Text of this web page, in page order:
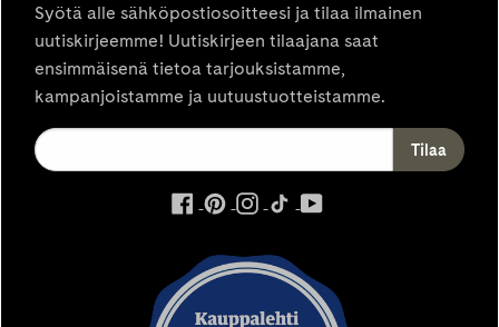
Syötä alle sähköpostiosoitteesi ja tilaa ilmainen
uutiskirjeemme! Uutiskirjeen tilaajana saat
ensimmäisenä tietoa tarjouksistamme,
kampanjoistamme ja uutuustuotteistamme.
ulkoinen
avautuu
uuteen
välilehteen
ulkoinen
avautuu
uuteen
välilehteen
ulkoinen
avautuu
uuteen
välilehteen
ulkoinen
uuteen
välilehteen
välilehteen